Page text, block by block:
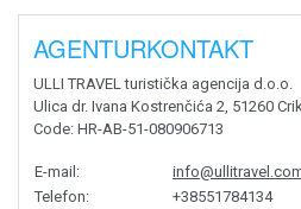
AGENTURKONTAKT
ULLI TRAVEL turistička agencija d.o.o.
Ulica dr. Ivana Kostrenčića 2, 51260
Code: HR-AB-51-080906713
E-mail :
Telefon: +38551784134